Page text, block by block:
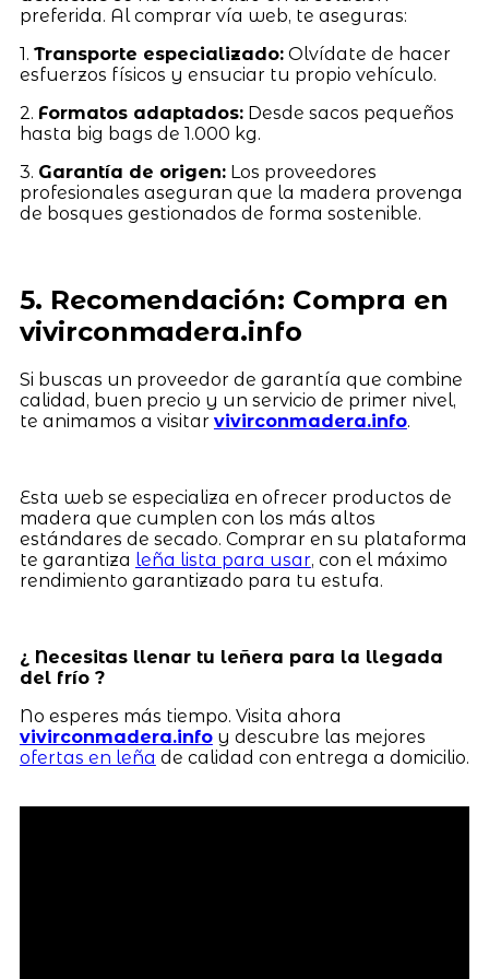
preferida. Al comprar vía web, te aseguras:
1. Transporte especializado:Olvídate de hacer
esfuerzos físicos y ensuciar tu propio vehículo.
2. Formatos adaptados:Desde sacos pequeños
hasta big bags de 1.000 kg.
3. Garantía de origen:Los proveedores
profesionales aseguran que la madera provenga
de bosques gestionados de forma sostenible.
5. Recomendación: Compra en
vivirconmadera.info
Si buscas un proveedor de garantía que combine
calidad, buen precio y un servicio de primer nivel,
te animamos a visitar vivirconmadera.info.
Esta web se especializa en ofrecer productos de
madera que cumplen con los más altos
estándares de secado. Comprar en su plataforma
te garantiza leña lista para usar, con el máximo
rendimiento garantizado para tu estufa.
¿ Necesitas llenar tu leñera para la llegada
del frío ?
No esperes más tiempo. Visita ahora
vivirconmadera.infoy descubre las mejores
ofertas en leña de calidad con entrega a domicilio.